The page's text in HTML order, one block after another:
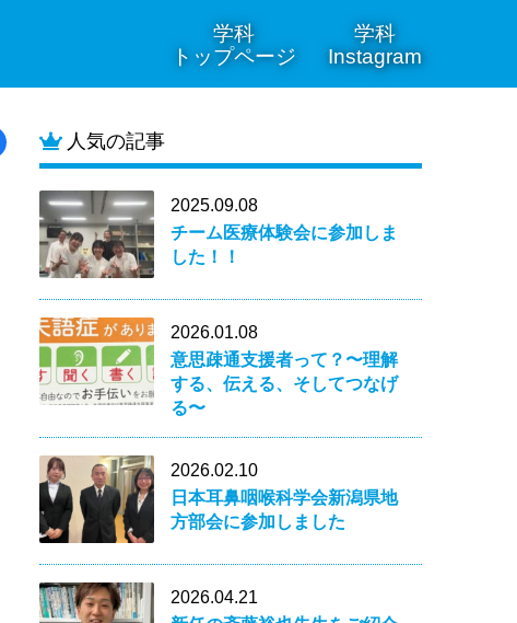
学科
トップページ
学科
Instagram
人気の記事
2025.09.08
チーム医療体験会に参加しま
した！！
2026.01.08
意思疎通支援者って？〜理解
する、伝える、そしてつなげ
る〜
2026.02.10
日本耳鼻咽喉科学会新潟県地
方部会に参加しました
2026.04.21